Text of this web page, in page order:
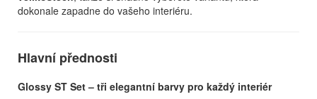
dokonale zapadne do vašeho interiéru.
Hlavní přednosti
Glossy ST Set – tři elegantní barvy pro každý interiér